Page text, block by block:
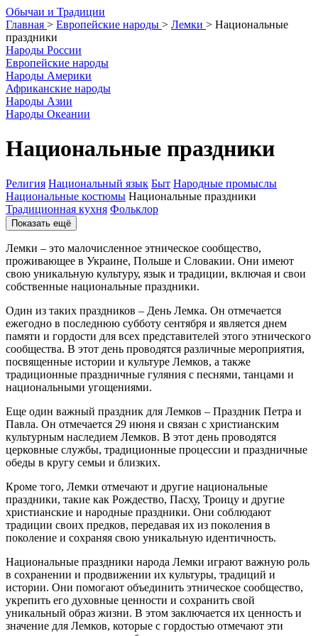
Обычаи и Традиции
Главная > Европейские народы > Лемки > Национальные
праздники
Народы России
Европейские народы
Народы Америки
Африканские народы
Народы Азии
Народы Океании
Национальные праздники
Религия Национальный язык Быт Народные промыслы
Национальные костюмы Национальные праздники
Традиционная кухня Фольклор
Показать ещё
Лемки – это малочисленное этническое сообщество,
проживающее в Украине, Польше и Словакии. Они имеют
свою уникальную культуру, язык и традиции, включая и свои
собственные национальные праздники.
Один из таких праздников – День Лемка. Он отмечается
ежегодно в последнюю субботу сентября и является днем
памяти и гордости для всех представителей этого этнического
сообщества. В этот день проводятся различные мероприятия,
посвященные истории и культуре Лемков, а также
традиционные праздничные гуляния с песнями, танцами и
национальными угощениями.
Еще один важный праздник для Лемков – Праздник Петра и
Павла. Он отмечается 29 июня и связан с христианским
культурным наследием Лемков. В этот день проводятся
церковные службы, традиционные процессии и праздничные
обеды в кругу семьи и близких.
Кроме того, Лемки отмечают и другие национальные
праздники, такие как Рождество, Пасху, Троицу и другие
христианские и народные праздники. Они соблюдают
традиции своих предков, передавая их из поколения в
поколение и сохраняя свою уникальную идентичность.
Национальные праздники народа Лемки играют важную роль
в сохранении и продвижении их культуры, традиций и
истории. Они помогают объединить этническое сообщество,
укрепить его духовные ценности и сохранить свой
уникальный образ жизни. В этом заключается их ценность и
значение для Лемков, которые с гордостью отмечают эти